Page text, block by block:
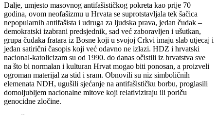
Dalje, umjesto masovnog antifašističkog pokreta kao prije 70
godina, ovom neofašizmu u Hrvata se suprotstavljala tek šačica
nepopularnih antifašista i udruga za ljudska prava, jedan čudak –
demokratski izabrani predsjednik, sad već zaboravljen i ušutkan,
grupa čudaka fratara iz Bosne koji u svojoj Crkvi imaju slab utjecaj i
jedan satirični časopis koji već odavno ne izlazi. HDZ i hrvatski
nacional-katolicizam su od 1990. do danas očistili iz hrvatstva sve
na što bi normalan i kulturan Hrvat mogao biti ponosan, a proizveli
ogroman materijal za stid i sram. Obnovili su niz simboličnih
elemenata NDH, ugušili sjećanje na antifašističku borbu, proglasili
domoljubljem nacionalne mitove koji relativiziraju ili poriču
genocidne zločine.